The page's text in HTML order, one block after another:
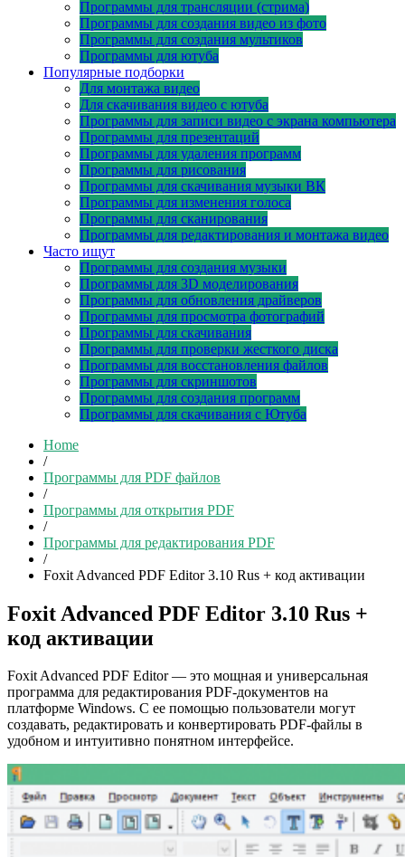
Программы для трансляции (стрима)
Программы для создания видео из фото
Программы для создания мультиков
Программы для ютуба
Популярные подборки
Для монтажа видео
Для скачивания видео с ютуба
Программы для записи видео с экрана компьютера
Программы для презентаций
Программы для удаления программ
Программы для рисования
Программы для скачивания музыки ВК
Программы для изменения голоса
Программы для сканирования
Программы для редактирования и монтажа видео
Часто ищут
Программы для создания музыки
Программы для 3D моделирования
Программы для обновления драйверов
Программы для просмотра фотографий
Программы для скачивания
Программы для проверки жесткого диска
Программы для восстановления файлов
Программы для скриншотов
Программы для создания программ
Программы для скачивания с Ютуба
Home
/
Программы для PDF файлов
/
Программы для открытия PDF
/
Программы для редактирования PDF
/
Foxit Advanced PDF Editor 3.10 Rus + код активации
Foxit Advanced PDF Editor 3.10 Rus +
код активации
Foxit Advanced PDF Editor — это мощная и универсальная
программа для редактирования PDF-документов на
платформе Windows. С ее помощью пользователи могут
создавать, редактировать и конвертировать PDF-файлы в
удобном и интуитивно понятном интерфейсе.